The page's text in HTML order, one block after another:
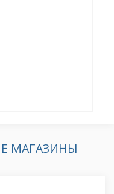
МАГАЗИНЫ